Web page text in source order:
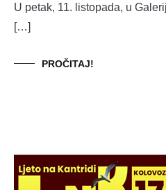
U petak, 11. listopada, u
[…]
PROČITAJ!